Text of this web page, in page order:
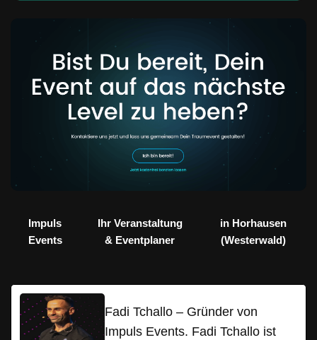
Impuls
Events
Ihr Veranstaltung
& Eventplaner
in Horhausen
(Westerwald)
Fadi Tchallo – Gründer von
Impuls Events. Fadi Tchallo ist